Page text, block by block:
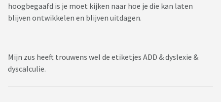
hoogbegaafd is je moet kijken naar hoe je die kan laten
blijven ontwikkelen en blijven uitdagen.
Mijn zus heeft trouwens wel de etiketjes ADD & dyslexie &
dyscalculie.